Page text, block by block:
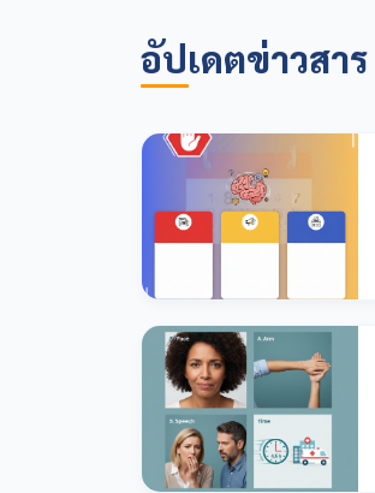
อัปเดตข่าวสาร